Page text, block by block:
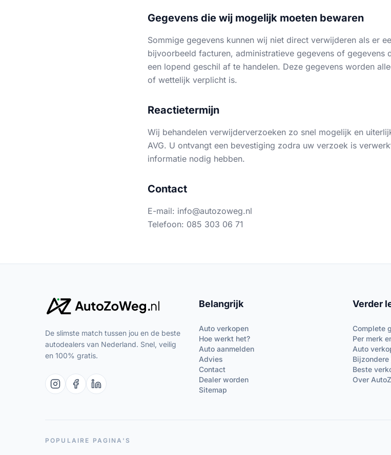
Gegevens die wij mogelijk moeten bewaren
Sommige gegevens kunnen wij niet direct verwijderen als er
bijvoorbeeld facturen, administratieve gegevens of
een lopend geschil af te handelen. Deze gegevens worden
of wettelijk verplicht is.
Reactietermijn
Wij behandelen verwijderverzoeken zo snel mogelijk en
AVG. U ontvangt een bevestiging zodra uw verzoek is
informatie nodig hebben.
Contact
E-mail: info@autozoweg.nl
Telefoon: 085 303 06 71
De slimste match tussen jou en de beste
autodealers van Nederland. Snel, veilig
en 100% gratis.
Belangrijk
Auto verkopen
Hoe werkt het?
Auto aanmelden
Advies
Contact
Dealer worden
Sitemap
Verder
Complete
Per merk
Auto
Beste
Over
POPULAIRE PAGINA'S